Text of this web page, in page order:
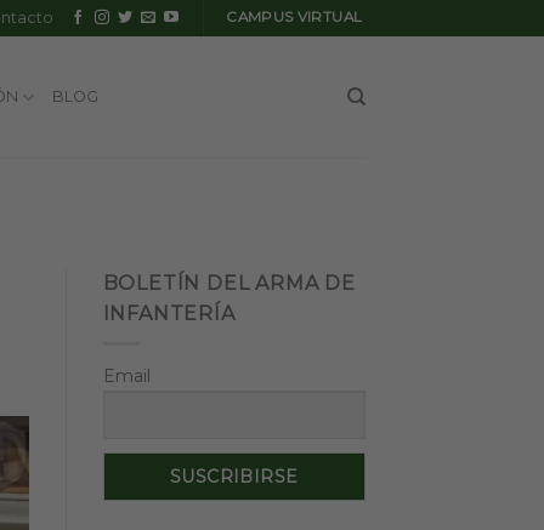
CAMPUS VIRTUAL
BLOG
BOLETÍN DEL ARMA DE
INFANTERÍA
Email